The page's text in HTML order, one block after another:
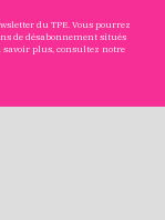
du TPE. Vous pourrez
de désabonnement situés
savoir plus, consultez notre